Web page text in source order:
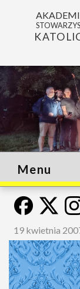
Menu
19 kwietnia